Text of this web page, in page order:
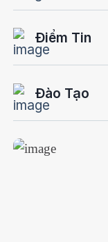
Điểm Tin
Đào Tạo